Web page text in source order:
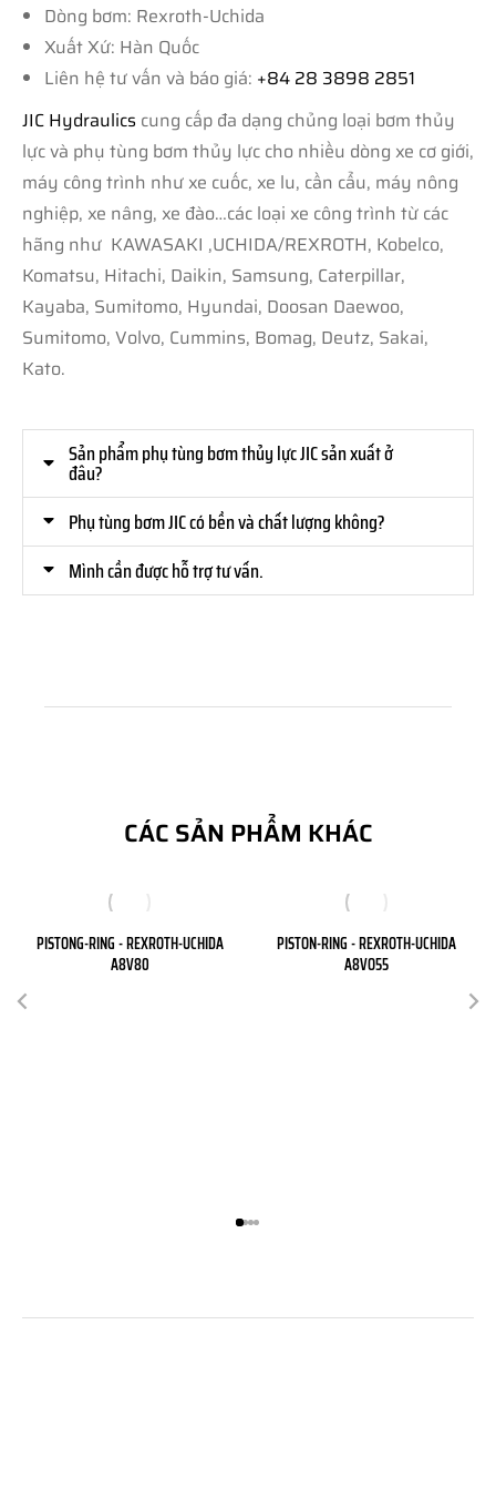
Dòng bơm: Rexroth-Uchida
Xuất Xứ: Hàn Quốc
Liên hệ tư vấn và báo giá: +84 28 3898 2851
JIC Hydraulics cung cấp đa dạng chủng loại bơm thủy
lực và phụ tùng bơm thủy lực cho nhiều dòng xe cơ giới,
máy công trình như xe cuốc, xe lu, cần cẩu, máy nông
nghiệp, xe nâng, xe đào…các loại xe công trình từ các
hãng như KAWASAKI ,UCHIDA/REXROTH, Kobelco,
Komatsu, Hitachi, Daikin, Samsung, Caterpillar,
Kayaba, Sumitomo, Hyundai, Doosan Daewoo,
Sumitomo, Volvo, Cummins, Bomag, Deutz, Sakai,
Kato.
Sản phẩm phụ tùng bơm thủy lực JIC sản xuất ở
đâu?
Phụ tùng bơm JIC có bền và chất lượng không?
Mình cần được hỗ trợ tư vấn.
CÁC SẢN PHẨM KHÁC
PISTONG-RING - REXROTH-UCHIDA
A8V80
PISTON-RING - REXROTH-UCHIDA
A8VO55